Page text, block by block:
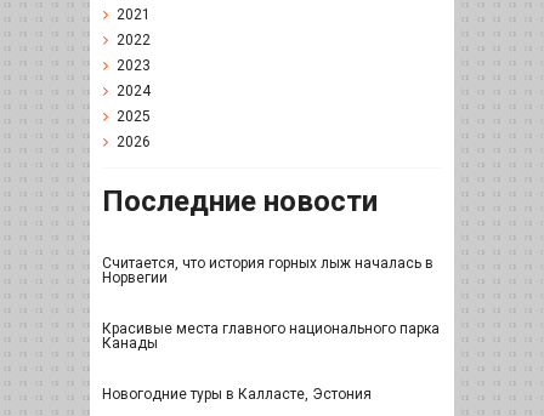
2021
2022
2023
2024
2025
2026
Последние новости
Считается, что история горных лыж началась в
Норвегии
Красивые места главного национального парка
Канады
Новогодние туры в Калласте, Эстония